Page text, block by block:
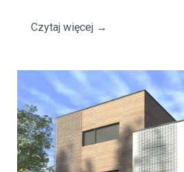
Czytaj więcej →